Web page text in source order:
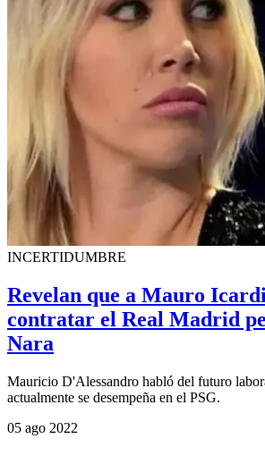
INCERTIDUMBRE
Revelan que a Mauro
contratar el Real Madrid
Nara
Mauricio D'Alessandro habló del futuro
actualmente se desempeña en el PSG.
05 ago 2022